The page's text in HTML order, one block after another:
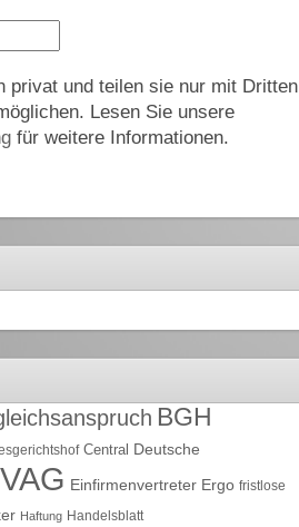
privat und teilen sie nur mit
Lesen Sie unsere
für weitere Informationen.
BGH
Central Deutsche
Einfirmenvertreter Ergo fristlose
Haftung Handelsblatt